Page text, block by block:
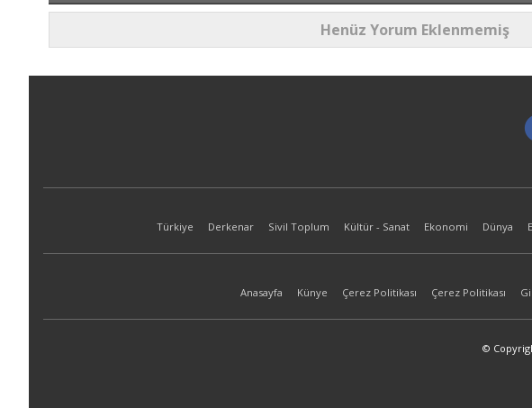
Henüz Yorum Eklenmemiş
Türkiye Derkenar Sivil Toplum Kültür - Sanat Ekonomi Dünya
Anasayfa Künye Çerez Politikası Çerez Politikası
©